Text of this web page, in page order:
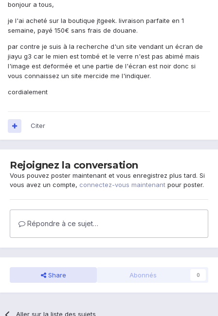
bonjour a tous,
je l'ai acheté sur la boutique jtgeek. livraison parfaite en 1
semaine, payé 150€ sans frais de douane.
par contre je suis à la recherche d'un site vendant un écran de
jiayu g3 car le mien est tombé et le verre n'est pas abimé mais
l'image est deformée et une partie de l'écran est noir donc si
vous connaissez un site mercide me l'indiquer.
cordialement
Citer
Rejoignez la conversation
Vous pouvez poster maintenant et vous enregistrez plus tard. Si
vous avez un compte, connectez-vous maintenant pour poster.
Répondre à ce sujet…
Share Abonnés 0
Aller sur la liste des sujets